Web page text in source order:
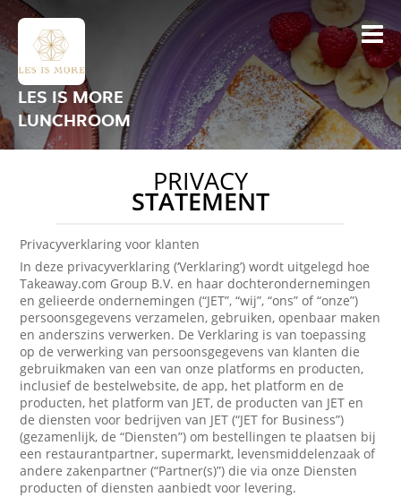
LES IS MORE
LUNCHROOM
PRIVACY
STATEMENT
Privacyverklaring voor klanten
In deze privacyverklaring (‘Verklaring’) wordt uitgelegd hoe
Takeaway.com Group B.V. en haar dochterondernemingen
en gelieerde ondernemingen (“JET”, “wij”, “ons” of “onze”)
persoonsgegevens verzamelen, gebruiken, openbaar maken
en anderszins verwerken. De Verklaring is van toepassing
op de verwerking van persoonsgegevens van klanten die
gebruikmaken van een van onze platforms en producten,
inclusief de bestelwebsite, de app, het platform en de
producten, het platform van JET, de producten van JET en
de diensten voor bedrijven van JET (“JET for Business”)
(gezamenlijk, de “Diensten”) om bestellingen te plaatsen bij
een restaurantpartner, supermarkt, levensmiddelenzaak of
andere zakenpartner (“Partner(s)”) die via onze Diensten
producten of diensten aanbiedt voor levering.